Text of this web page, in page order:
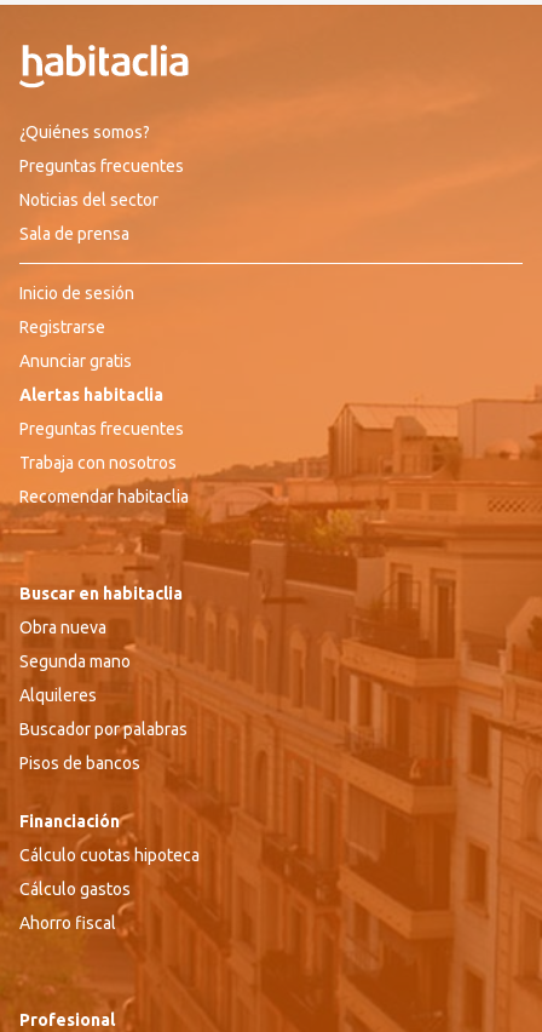
¿Quiénes somos?
Preguntas frecuentes
Noticias del sector
Sala de prensa
Inicio de sesión
Registrarse
Anunciar gratis
Alertas habitaclia
Preguntas frecuentes
Trabaja con nosotros
Recomendar habitaclia
Buscar en habitaclia
Obra nueva
Segunda mano
Alquileres
Buscador por palabras
Pisos de bancos
Financiación
Cálculo cuotas hipoteca
Cálculo gastos
Ahorro fiscal
Profesional